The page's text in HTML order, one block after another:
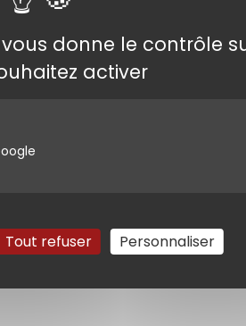
donne le contrôle
activer
Tout refuser Personnaliser